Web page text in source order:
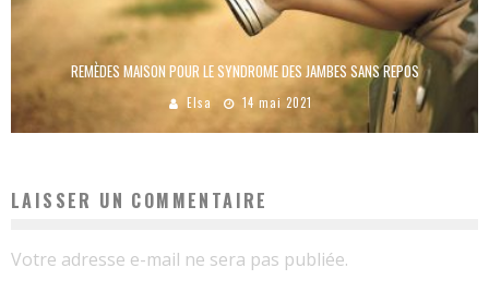
REMÈDES MAISON POUR LE SYNDROME DES JAMBES SANS REPOS
Elsa 14 mai 2021
LAISSER UN COMMENTAIRE
Votre adresse e-mail ne sera pas publiée.